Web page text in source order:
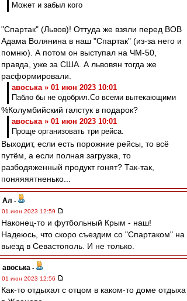
Может и забыл кого
"Спартак" (Львов)! Оттуда же взяли перед ВОВ
Адама Волянина в наш "Спартак" (из-за него и
помню). А потом он выступал на ЧМ-50,
правда, уже за США. А львовян тогда же
расформировали.
авоська » 01 июн 2023 10:01
Пабло бы не одобрил.Со всеми вытекающими
%Колумбийский галстук в подарок?
авоська » 01 июн 2023 10:01
Проще организовать три рейса.
Выходит, если есть порожние рейсы, то всё
путём, а если полная загрузка, то
разбодяженный продукт гонят? Так-так,
поняяяятненько...
Ал -
01 июн 2023 12:59
Наконец-то и футбольный Крым - наш!
Надеюсь, что скоро съездим со "Спартаком" на
выезд в Севастополь. И не только.
авоська -
01 июн 2023 12:56
Как-то отдыхал с отцом в каком-то доме отдыха